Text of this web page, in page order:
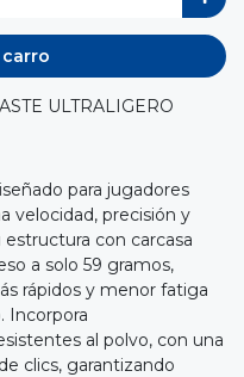
ULTRALIGERO
para jugadores
velocidad, precisión y
con carcasa
a solo 59 gramos,
rápidos y menor fatiga
Incorpora
al polvo, con una
clics, garantizando